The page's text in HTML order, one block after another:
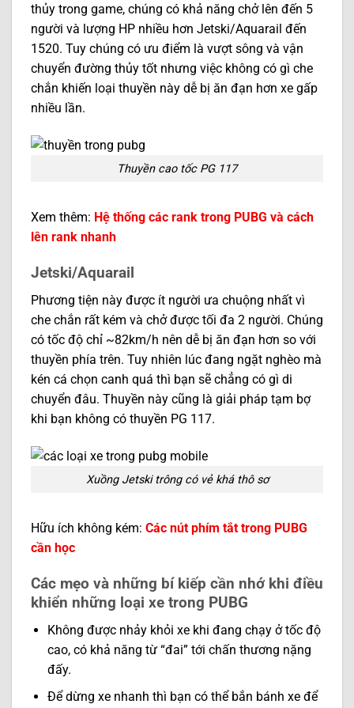
thủy trong game, chúng có khả năng chở lên đến 5
người và lượng HP nhiều hơn Jetski/Aquarail đến
1520. Tuy chúng có ưu điểm là vượt sông và vận
chuyển đường thủy tốt nhưng việc không có gì che
chắn khiến loại thuyền này dễ bị ăn đạn hơn xe gấp
nhiều lần.
Thuyền cao tốc PG 117
Xem thêm: Hệ thống các rank trong PUBG và cách
lên rank nhanh
Jetski/Aquarail
Phương tiện này được ít người ưa chuộng nhất vì
che chắn rất kém và chở được tối đa 2 người. Chúng
có tốc độ chỉ ~82km/h nên dễ bị ăn đạn hơn so với
thuyền phía trên. Tuy nhiên lúc đang ngặt nghèo mà
kén cá chọn canh quá thì bạn sẽ chẳng có gì di
chuyển đâu. Thuyền này cũng là giải pháp tạm bợ
khi bạn không có thuyền PG 117.
Xuồng Jetski trông có vẻ khá thô sơ
Hữu ích không kém: Các nút phím tắt trong PUBG
cần học
Các mẹo và những bí kiếp cần nhớ khi điều
khiển những loại xe trong PUBG
Không được nhảy khỏi xe khi đang chạy ở tốc độ
cao, có khả năng từ “đai” tới chấn thương nặng
đấy.
Để dừng xe nhanh thì bạn có thể bắn bánh xe để